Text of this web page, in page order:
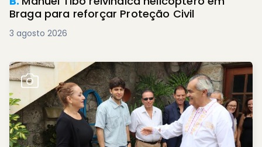
Braga para reforçar Proteção Civil
3 agosto 2026